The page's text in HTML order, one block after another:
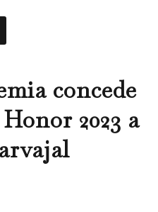
concede
2023 a